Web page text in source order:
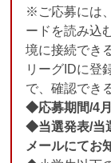
※ご応募には
ードを読み込
境に接続でき
リーグIDに登
で、確認でき
◆応募期間/4
◆当選発表/当
メールにてお